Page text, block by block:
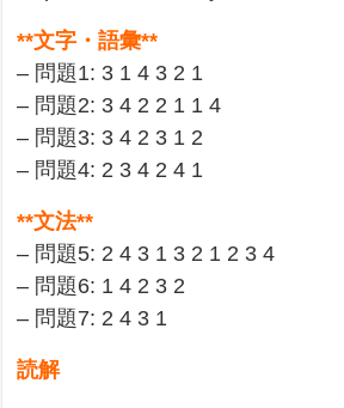
**文字・語彙**
– 問題1: 3 1 4 3 2 1
– 問題2: 3 4 2 2 1 1 4
– 問題3: 3 4 2 3 1 2
– 問題4: 2 3 4 2 4 1
**文法**
– 問題5: 2 4 3 1 3 2 1 2 3 4
– 問題6: 1 4 2 3 2
– 問題7: 2 4 3 1
読解